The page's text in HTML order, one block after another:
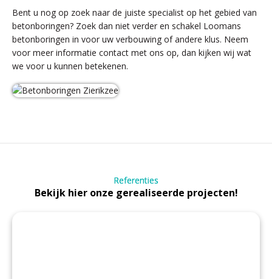
Bent u nog op zoek naar de juiste specialist op het gebied van
betonboringen? Zoek dan niet verder en schakel Loomans
betonboringen in voor uw verbouwing of andere klus. Neem
voor meer informatie contact met ons op, dan kijken wij wat
we voor u kunnen betekenen.
Referenties
Bekijk hier onze gerealiseerde projecten!